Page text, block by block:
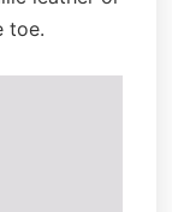
toe.